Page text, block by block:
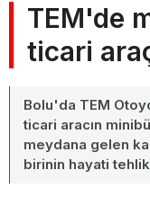
TEM'de
ticari
Bolu'da TEM
ticari aracın
meydana gelen
birinin hayati